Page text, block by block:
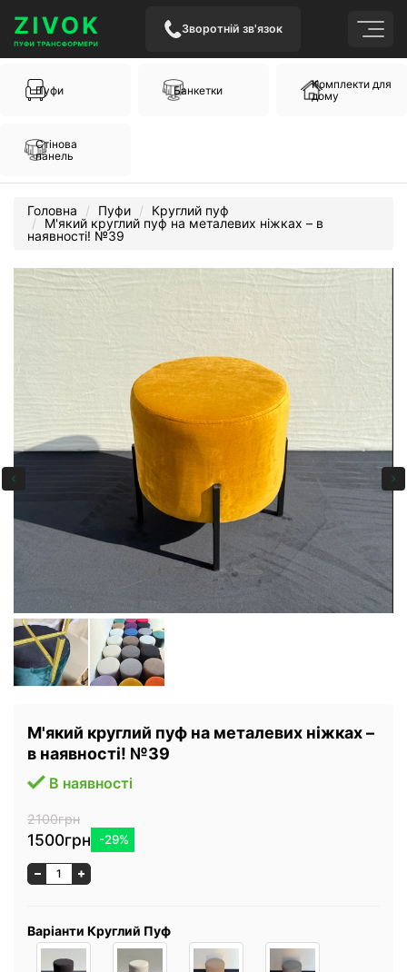
Зворотній зв'язок
Пуфи Банкетки
Комплекти для
дому
Стінова
панель
Головна Пуфи
Круглий пуф
М'який круглий пуф на металевих ніжках – в
наявності! №39
М'який круглий пуф на металевих ніжках –
в наявності! №39
В наявності
2100грн
1500грн -29%
Варіанти Круглий Пуф